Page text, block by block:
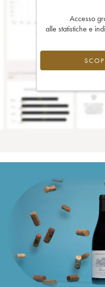
Accesso
alle statistiche e